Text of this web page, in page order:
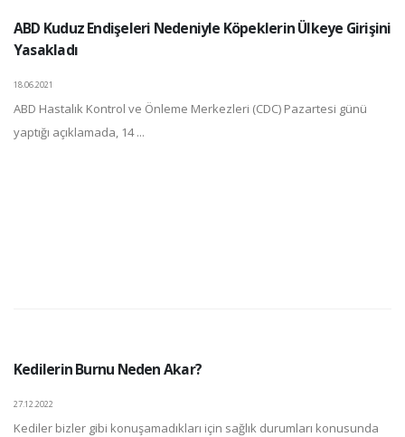
ABD Kuduz Endişeleri Nedeniyle Köpeklerin Ülkeye Girişini
Yasakladı
18.06.2021
ABD Hastalık Kontrol ve Önleme Merkezleri (CDC) Pazartesi günü
yaptığı açıklamada, 14 ...
Kedilerin Burnu Neden Akar?
27.12.2022
Kediler bizler gibi konuşamadıkları için sağlık durumları konusunda